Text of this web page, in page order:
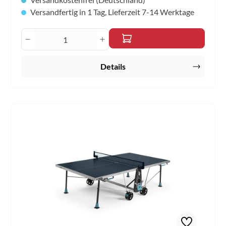
Versandfertig in 1 Tag, Lieferzeit 7-14 Werktage
Produkt Anzahl: Gib den gewünschten
Details